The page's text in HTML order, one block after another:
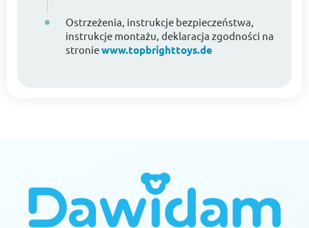
Ostrzeżenia, instrukcje bezpieczeństwa,
instrukcje montażu, deklaracja zgodności na
stroniewww.topbrighttoys.de